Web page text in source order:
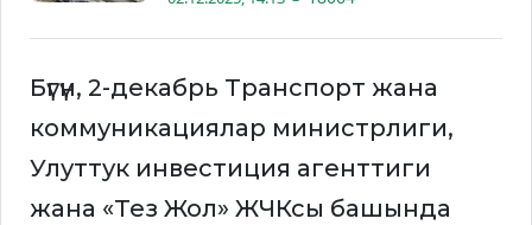
Бүгүн, 2-декабрь Транспорт жана
коммуникациялар министрлиги,
Улуттук инвестиция агенттиги
жана «Тез Жол» ЖЧКсы башында